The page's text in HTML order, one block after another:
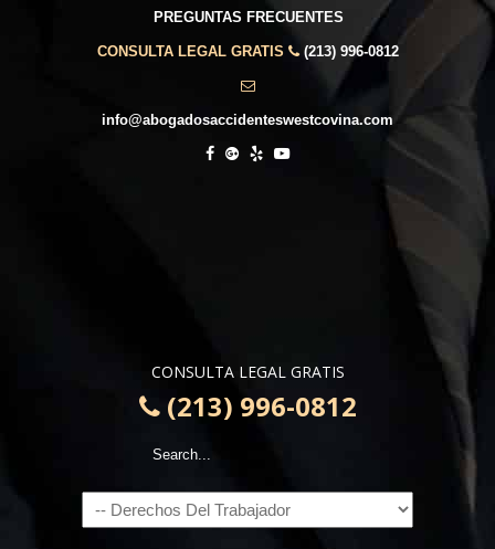
PREGUNTAS FRECUENTES
CONSULTA LEGAL GRATIS (213) 996-0812
info@abogadosaccidenteswestcovina.com
CONSULTA LEGAL GRATIS
(213) 996-0812
Navigation